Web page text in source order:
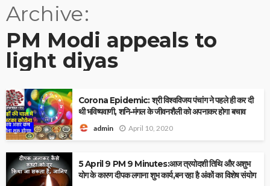
Archive
PM Modi appeals to
light diyas
Corona Epidemic: श्री विश्वविजय पंचांग ने पहले ही कर दी
थी भविष्यवाणी, शनि-मंगल के जीवनशैली को अपनाकर होगा बचाव
admin April 10, 2020
5 April 9 PM 9 Minutes:आज त्रयोदशी तिथि और अशुभ
योग के कारण दीपक लगाना शुभ कार्य,बन रहा है अंकों का विशेष संयोग